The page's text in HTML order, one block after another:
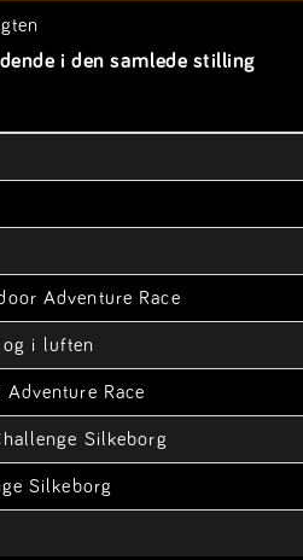
i den samlede stilling
Adventure Race
i luften
Race
Silkeborg
Silkeborg